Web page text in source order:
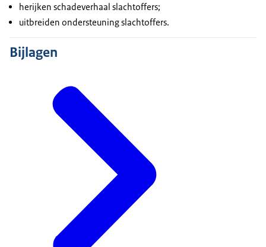
herijken schadeverhaal slachtoffers;
uitbreiden ondersteuning slachtoffers.
Bijlagen